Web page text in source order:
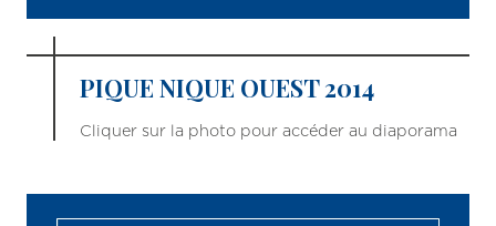
PIQUE NIQUE OUEST 2014
Cliquer sur la photo pour accéder au diaporama